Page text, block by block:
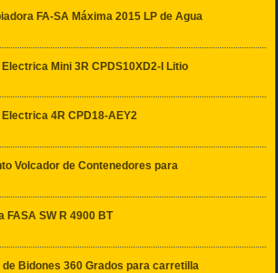
FA-SA Máxima 2015 LP de Agua
Mini 3R CPDS10XD2-I Litio
4R CPD18-AEY2
Volcador de Contenedores para
FASA SW R 4900 BT
de Bidones 360 Grados para carretilla